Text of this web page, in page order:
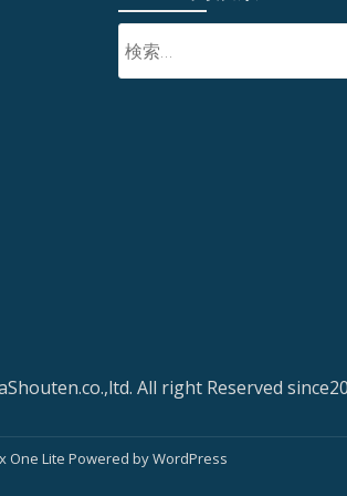
All right Reserved
One Lite Powered byWordPress